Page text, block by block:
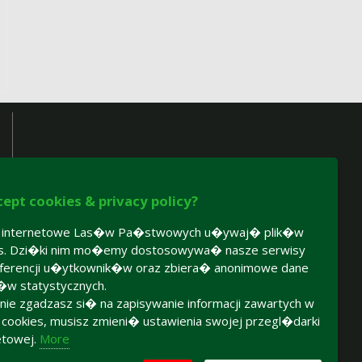
cookies & privacy policy?
internetowe Las�w Pa�stwowych u�ywaj� plik�w
Dzi�ki nim mo�emy dostosowywa� nasze serwisy
u�ytkownik�w oraz zbiera� anonimowe dane
statystycznych.
zgadzasz si� na zapisywanie informacji zawartych w
cookies, musisz zmieni� ustawienia swojej przegl�darki
More